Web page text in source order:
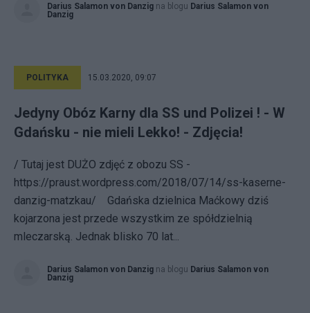
Darius Salamon von Danzig na blogu Darius Salamon von
Danzig
POLITYKA 15.03.2020, 09:07
Jedyny Obóz Karny dla SS und Polizei ! - W
Gdańsku - nie mieli Lekko! - Zdjęcia!
/ Tutaj jest DUŻO zdjęć z obozu SS -
https://praust.wordpress.com/2018/07/14/ss-kaserne-
danzig-matzkau/ Gdańska dzielnica Maćkowy dziś
kojarzona jest przede wszystkim ze spółdzielnią
mleczarską. Jednak blisko 70 lat...
Darius Salamon von Danzig na blogu Darius Salamon von
Danzig